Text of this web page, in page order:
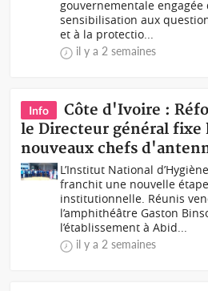
gouvernementale engagée
sensibilisation aux
et à la protectio...
il y a 2 semaines
Info
Côte d'Ivoire :
le Directeur général fixe
nouveaux chefs
L’Institut National
franchit une nouvelle
institutionnelle. Réunis
l’amphithéâtre Gaston
l’établissement à Abid...
il y a 2 semaines